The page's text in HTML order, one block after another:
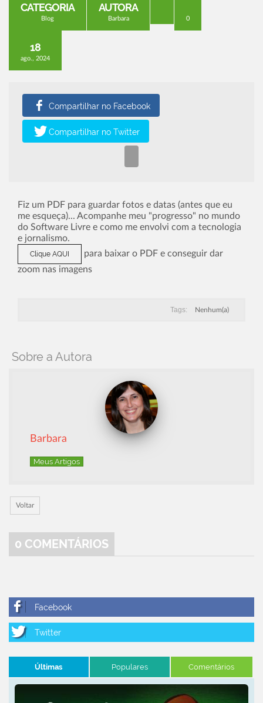
CATEGORIA
Blog
AUTORA
Barbara 0
18
ago., 2024
Fiz um PDF para guardar fotos e datas (antes que eu
me esqueça)... Acompanhe meu "progresso" no mundo
do Software Livre e como me envolvi com a tecnologia
e jornalismo.
Clique AQUI
para baixar o PDF e conseguir dar
zoom nas imagens
Tags: Nenhum(a)
Sobre a Autora
Barbara
Meus Artigos
Voltar
0 COMENTÁRIOS
Últimas Populares Comentários